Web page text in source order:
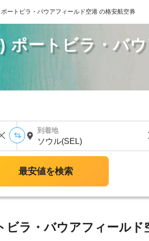
ートビラ・バウアフィールド空港 の格安航空券
ポートビラ・バ
到着地
最安値を検索
ビラ・バウアフィールド